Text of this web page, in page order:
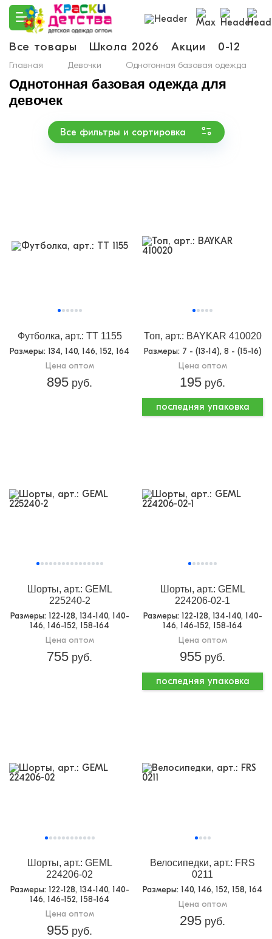
Все товары Школа 2026 Акции 0-12
Главная Девочки Однотонная базовая одежда
Однотонная базовая одежда для
девочек
Все фильтры и сортировка
Футболка, арт.: TT 1155
Размеры: 134, 140, 146, 152, 164
Цена оптом
895 руб.
Топ, арт.: BAYKAR 410020
Размеры: 7 - (13-14), 8 - (15-16)
Цена оптом
195 руб.
Шорты, арт.: GEML
225240-2
Размеры: 122-128, 134-140, 140-
146, 146-152, 158-164
Цена оптом
755 руб.
последняя упаковка
Шорты, арт.: GEML
224206-02-1
Размеры: 122-128, 134-140, 140-
146, 146-152, 158-164
Цена оптом
955 руб.
Шорты, арт.: GEML
224206-02
Размеры: 122-128, 134-140, 140-
146, 146-152, 158-164
Цена оптом
955 руб.
последняя упаковка
Велосипедки, арт.: FRS
0211
Размеры: 140, 146, 152, 158, 164
Цена оптом
295 руб.